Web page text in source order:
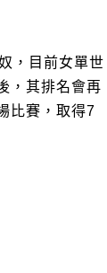
，目前女單世
，其排名會再
比賽，取得7